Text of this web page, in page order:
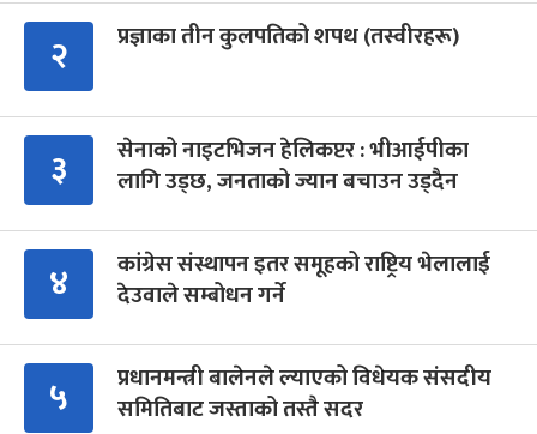
२ प्रज्ञाका तीन कुलपतिको शपथ (तस्वीरहरू)
३
सेनाको नाइटभिजन हेलिकप्टर : भीआईपीका
लागि उड्छ, जनताको ज्यान बचाउन उड्दैन
४
कांग्रेस संस्थापन इतर समूहको राष्ट्रिय भेलालाई
देउवाले सम्बोधन गर्ने
५
प्रधानमन्त्री बालेनले ल्याएको विधेयक संसदीय
समितिबाट जस्ताको तस्तै सदर